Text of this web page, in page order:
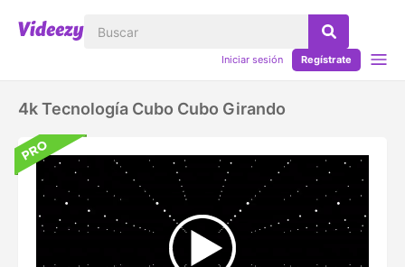
Iniciar sesión Regístrate
4k Tecnología Cubo Cubo Girando